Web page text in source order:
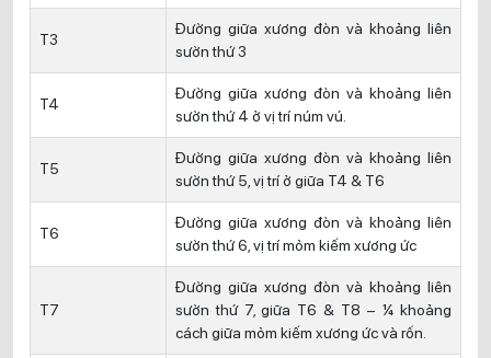
T3
Đường giữa xương đòn và khoảng liên
sườn thứ 3
T4
Đường giữa xương đòn và khoảng liên
sườn thứ 4 ở vị trí núm vú.
T5
Đường giữa xương đòn và khoảng liên
sườn thứ 5, vị trí ở giữa T4 & T6
T6
Đường giữa xương đòn và khoảng liên
sườn thứ 6, vị trí mỏm kiếm xương ức
T7
Đường giữa xương đòn và khoảng liên
sườn thứ 7, giữa T6 & T8 – ¼ khoảng
cách giữa mỏm kiếm xương ức và rốn.